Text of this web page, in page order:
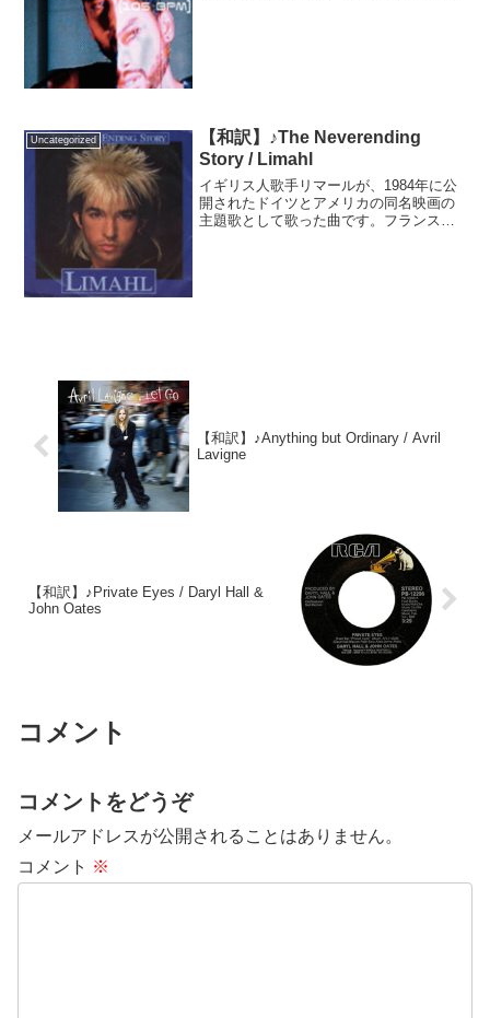
Uncategorized
【和訳】♪The Neverending
Story / Limahl
イギリス人歌手リマールが、1984年に公
開されたドイツとアメリカの同名映画の
主題歌として歌った曲です。フランス語
【和訳】♪Anything but Ordinary / Avril
Lavigne
【和訳】♪Private Eyes / Daryl Hall &
John Oates
コメント
コメントをどうぞ
メールアドレスが公開されることはありません。
コメント ※